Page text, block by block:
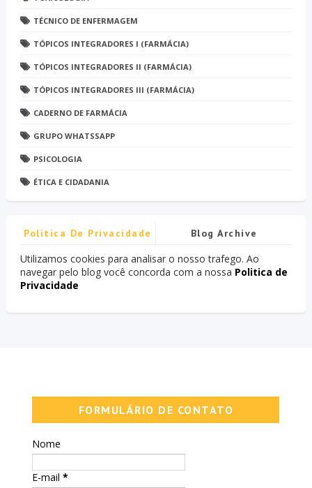
TÉCNICO DE ENFERMAGEM
TÓPICOS INTEGRADORES I (FARMÁCIA)
TÓPICOS INTEGRADORES II (FARMÁCIA)
TÓPICOS INTEGRADORES III (FARMÁCIA)
CADERNO DE FARMÁCIA
GRUPO WHATSSAPP
PSICOLOGIA
ÉTICA E CIDADANIA
Politica De Privacidade Blog Archive
Utilizamos cookies para analisar o nosso trafego. Ao
navegar pelo blog você concorda com a nossa Politica de
Privacidade
FORMULÁRIO DE CONTATO
Nome
E-mail*